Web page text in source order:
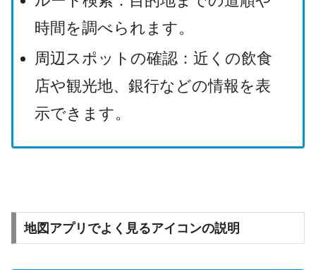
時間を調べられます。
周辺スポットの確認：近くの飲食
店や観光地、銀行などの情報を表
示できます。
地図アプリでよく見るアイコンの説明